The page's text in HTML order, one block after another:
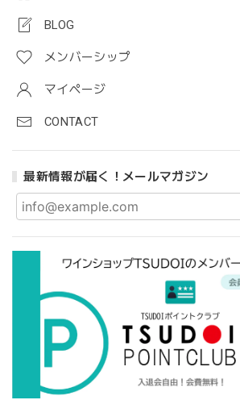
BLOG
メンバーシップ
マイページ
CONTACT
最新情報が届く！メールマガジン